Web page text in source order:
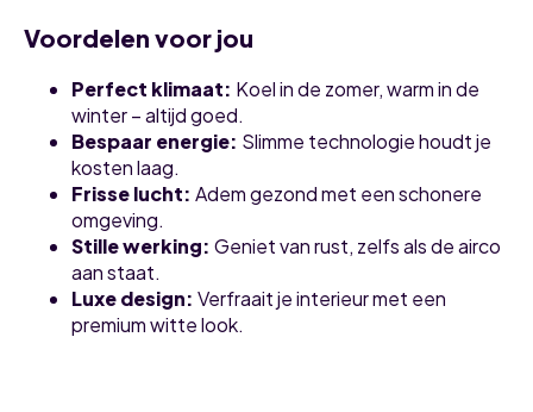
Voordelen voor jou
Perfect klimaat: Koel in de zomer, warm in de
winter – altijd goed.
Bespaar energie: Slimme technologie houdt je
kosten laag.
Frisse lucht: Adem gezond met een schonere
omgeving.
Stille werking: Geniet van rust, zelfs als de airco
aan staat.
Luxe design: Verfraait je interieur met een
premium witte look.